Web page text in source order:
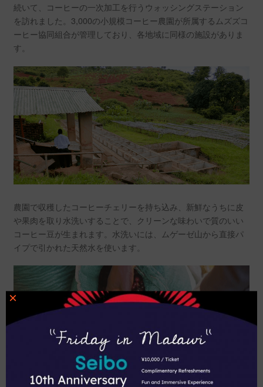
続いて、コーヒーの一次加工を行うウォッシングステーション
を訪れました。3,000の小規模コーヒー農園が所属するムズズコ
ーヒー協同組合が管理しており、各地域に同様の施設がありま
す。
農園で収穫したコーヒーチェリーを持ち込み、新鮮なうちに皮
や果肉を取り水洗いすることで、クリーンな味わいで質のいい
コーヒー豆が生まれます。水洗いには、ムゲーゼ山から直接パ
イプで引かれた天然水を使います。
×